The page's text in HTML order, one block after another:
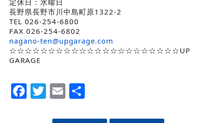
定休日：水曜日
長野県長野市川中島町原1322-2
TEL 026-254-6800
FAX 026-254-6802
nagano-ten@upgarage.com
☆☆☆☆☆☆☆☆☆☆☆☆☆☆☆☆☆☆☆☆☆☆UP
GARAGE
Facebook
Twitter
EmailShare